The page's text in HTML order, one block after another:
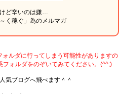
ど辛いのは嫌…
く稼ぐ」為のメルマガ
ルダに行ってしまう可能性がありますの
ォルダをのぞいてみてください。(^^;)
気ブログへ飛べます＾＾